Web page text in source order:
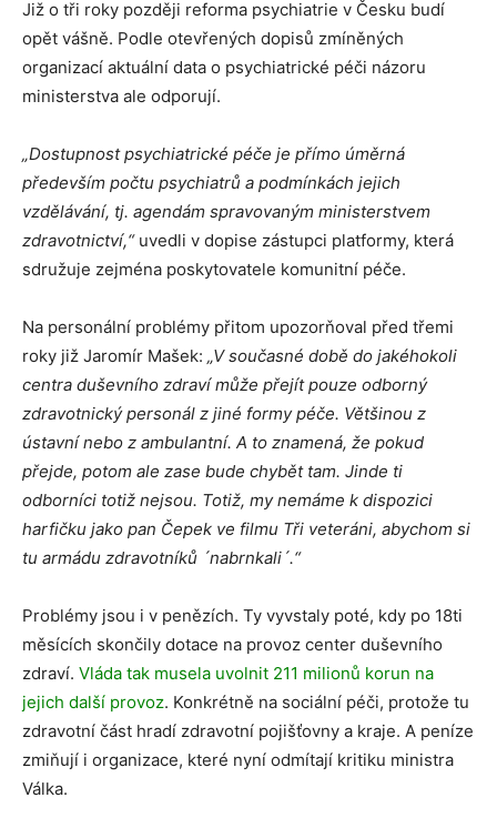
Již o tři roky později reforma psychiatrie v Česku budí
opět vášně. Podle otevřených dopisů zmíněných
organizací aktuální data o psychiatrické péči názoru
ministerstva ale odporují.
„Dostupnost psychiatrické péče je přímo úměrná
především počtu psychiatrů a podmínkách jejich
vzdělávání, tj. agendám spravovaným ministerstvem
zdravotnictví,“uvedli v dopise zástupci platformy, která
sdružuje zejména poskytovatele komunitní péče.
Na personální problémy přitom upozorňoval před třemi
roky již Jaromír Mašek: „V současné době do jakéhokoli
centra duševního zdraví může přejít pouze odborný
zdravotnický personál z jiné formy péče. Většinou z
ústavní nebo z ambulantní. A to znamená, že pokud
přejde, potom ale zase bude chybět tam. Jinde ti
odborníci totiž nejsou. Totiž, my nemáme k dispozici
harfičku jako pan Čepek ve filmu Tři veteráni, abychom si
tu armádu zdravotníků ´nabrnkali´.“
Problémy jsou i v penězích. Ty vyvstaly poté, kdy po 18ti
měsících skončily dotace na provoz center duševního
zdraví. Vláda tak musela uvolnit 211 milionů korun na
jejich další provoz. Konkrétně na sociální péči, protože tu
zdravotní část hradí zdravotní pojišťovny a kraje. A peníze
zmiňují i organizace, které nyní odmítají kritiku ministra
Válka.